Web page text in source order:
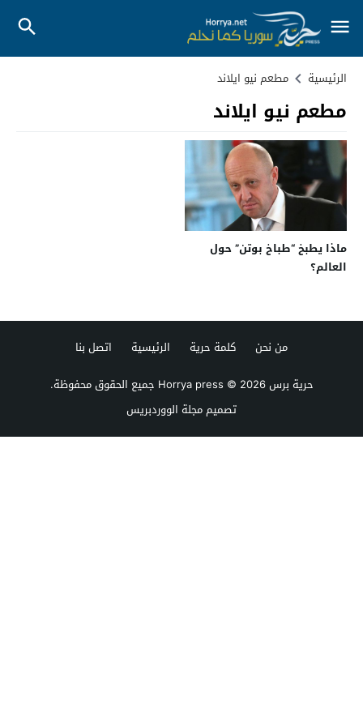
الرئيسية مطعم نيو ايلاند
مطعم نيو ايلاند
ماذا يطبخ “طباخ بوتن” حول
العالم؟
من نحن كلمة حرية الرئيسية
اتصل بنا
حرية برس Horrya press© 2026 جميع الحقوق محفوظة.
تصميممجلة الووردبريس